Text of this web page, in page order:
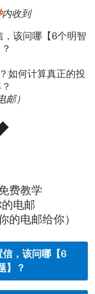
内收到
，该问哪【6个明智
如何计算真正的投
邮）
费教学
电邮
的电邮给你）
信，该问哪【6
】？